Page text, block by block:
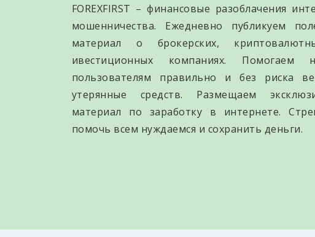
FOREXFIRST – финансовые разоблачения
мошенничества. Ежедневно публикуем
материал о брокерских,
ивестиционных компаниях. Помогаем
пользователям правильно и без риска
утерянные средств. Размещаем
материал по заработку в интернете.
помочь всем нуждаемся и сохранить деньги.